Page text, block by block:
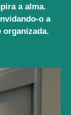
a alma.
o a
organizada.